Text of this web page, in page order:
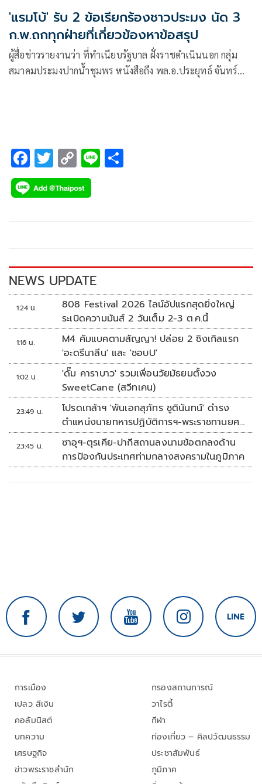
'แรมโบ้' รับ 2 ข้อเรียกร้องชาวประมง นัด 3
ก.พ.ถกทุกฝ่ายที่เกี่ยวข้องหาข้อสรุป
ผู้สื่อข่าวรายงานว่า ที่ทำเนียบรัฐบาล ฝั่งราชดำเนินนอก กลุ่ม
สมาคมประมงปากน้ำชุมพร หนังสือถึง พล.อ.ประยุทธ์ จันทร์
F
ac
e
k
T
wi
tt
C
o
p
k
Li
NEWS UPDATE
1:24 น.
808 Festival 2026 ไลน์อัปแรกสุดยิ่งใหญ่
ระเบิดความมันส์ 2 วันเต็ม 2-3 ต.ค.นี้
1:16 น.
M4 คัมแบคตามสัญญา! ปล่อย 2 ซิงเกิลแรก
'อะดรีนาลีน' และ 'ชอบU'
1:02 น.
'ดั๊ม คาราบาว' รวมเพื่อนวัยมัธยมตั้งวง
SweetCane (สวีทเคน)
23:49 น.
โปรดเกล้าฯ 'พันเอกสุภัทร ชูตินันทน์' ดำรง
ตำแหน่งนายทหารปฏิบัติการฯ-พระราชทานยศ
'พลตรี'
23:45 น.
ซาอุฯ-ตุรเคีย-ปากีสถานลงนามข้อตกลงด้าน
การป้องกันประเทศท่ามกลางสงครามในภูมิภาค
การเมือง
เปลว สีเงิน
คอลัมนิสต์
บทความ
เศรษฐกิจ
ข่าวพระราชสำนัก
กรองสถานการณ์
วาไรตี้
กีฬา
ท่องเที่ยว – ศิลปวัฒนธรรม
ประชาสัมพันธ์
ภูมิภาค